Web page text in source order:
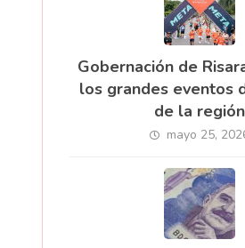
Gobernación de
los grandes eventos
de la región
mayo 25,